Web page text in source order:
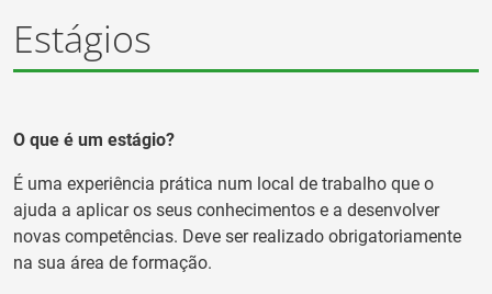
Estágios
O que é um estágio?
É uma experiência prática num local de trabalho que o
ajuda a aplicar os seus conhecimentos e a desenvolver
novas competências. Deve ser realizado obrigatoriamente
na sua área de formação.